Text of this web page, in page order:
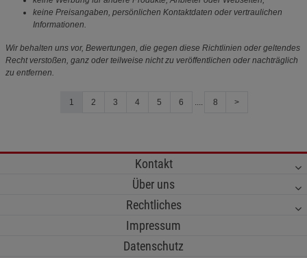
keine Preisangaben, persönlichen Kontaktdaten oder vertraulichen
Informationen.
Wir behalten uns vor, Bewertungen, die gegen diese Richtlinien oder geltendes
Recht verstoßen, ganz oder teilweise nicht zu veröffentlichen oder nachträglich
zu entfernen.
1 2 3 4 5 6 .... 8 >
Kontakt
Über uns
Rechtliches
Impressum
Datenschutz